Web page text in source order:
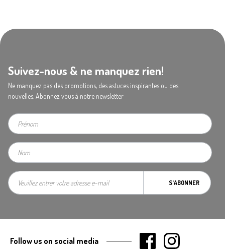
Suivez-nous & ne manquez rien!
Ne manquez pas des promotions, des astuces inspirantes ou des
nouvelles. Abonnez vous à notre newsletter
S'ABONNER
Follow us on social media